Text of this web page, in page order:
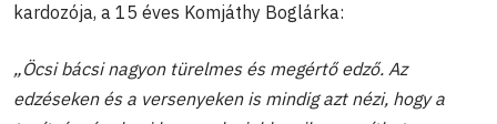
kardozója, a 15 éves Komjáthy Boglárka:
„Öcsi bácsi nagyon türelmes és megértő edző. Az
edzéseken és a versenyeken is mindig azt nézi, hogy a